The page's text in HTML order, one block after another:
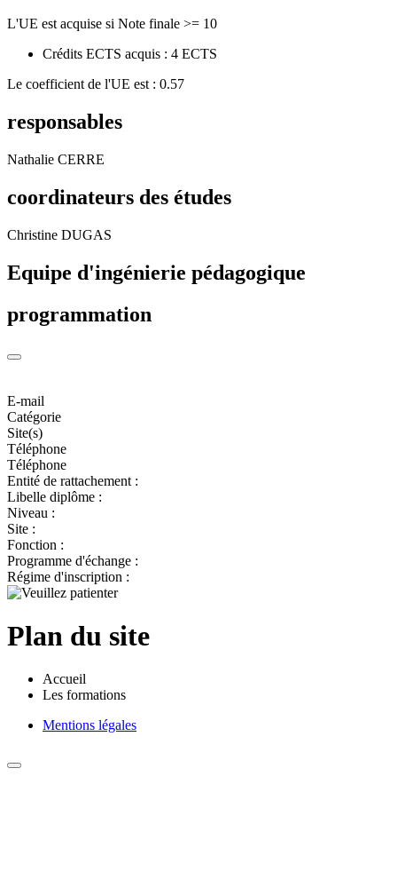
L'UE est acquise si Note finale >= 10
Crédits ECTS acquis : 4 ECTS
Le coefficient de l'UE est : 0.57
responsables
Nathalie CERRE
coordinateurs des études
Christine DUGAS
Equipe d'ingénierie pédagogique
programmation
E-mail
Catégorie
Site(s)
Téléphone
Téléphone
Entité de rattachement :
Libelle diplôme :
Niveau :
Site :
Fonction :
Programme d'échange :
Régime d'inscription :
Plan du site
Accueil
Les formations
Mentions légales